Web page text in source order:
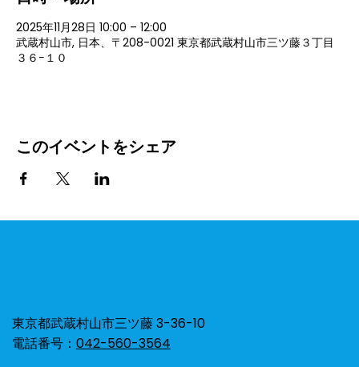
2025年11月28日 10:00 – 12:00
武蔵村山市, 日本、〒208-0021 東京都武蔵村山市三ツ藤３丁目
３６−１０
このイベントをシェア
東京都武蔵村山市三ツ藤 3-36-10
電話番号： 042-560-3564